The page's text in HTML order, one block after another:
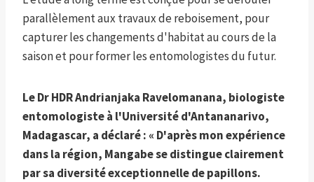
parallèlement aux travaux de reboisement, pour
capturer les changements d'habitat au cours de la
saison et pour former les entomologistes du futur.
Le Dr HDR Andrianjaka Ravelomanana, biologiste
entomologiste à l'Université d'Antananarivo,
Madagascar, a déclaré : « D'après mon expérience
dans la région, Mangabe se distingue clairement
par sa diversité exceptionnelle de papillons.